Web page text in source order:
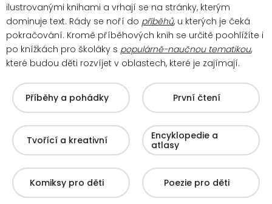
ilustrovanými knihami a vrhají se na stránky, kterým
dominuje text. Rády se noří do příběhů, u kterých je čeká
pokračování. Kromě příběhových knih se určitě poohlížíte i
po knížkách pro školáky s populárně-naučnou tematikou,
které budou děti rozvíjet v oblastech, které je zajímají.
Příběhy a pohádky První čtení
Tvořící a kreativní
Encyklopedie a
atlasy
Komiksy pro děti Poezie pro děti